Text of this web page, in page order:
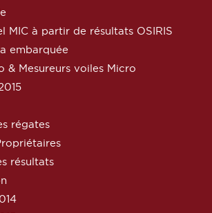
MIC à partir de résultats OSIRIS
embarquée
& Mesureurs voiles Micro
régates
résultats